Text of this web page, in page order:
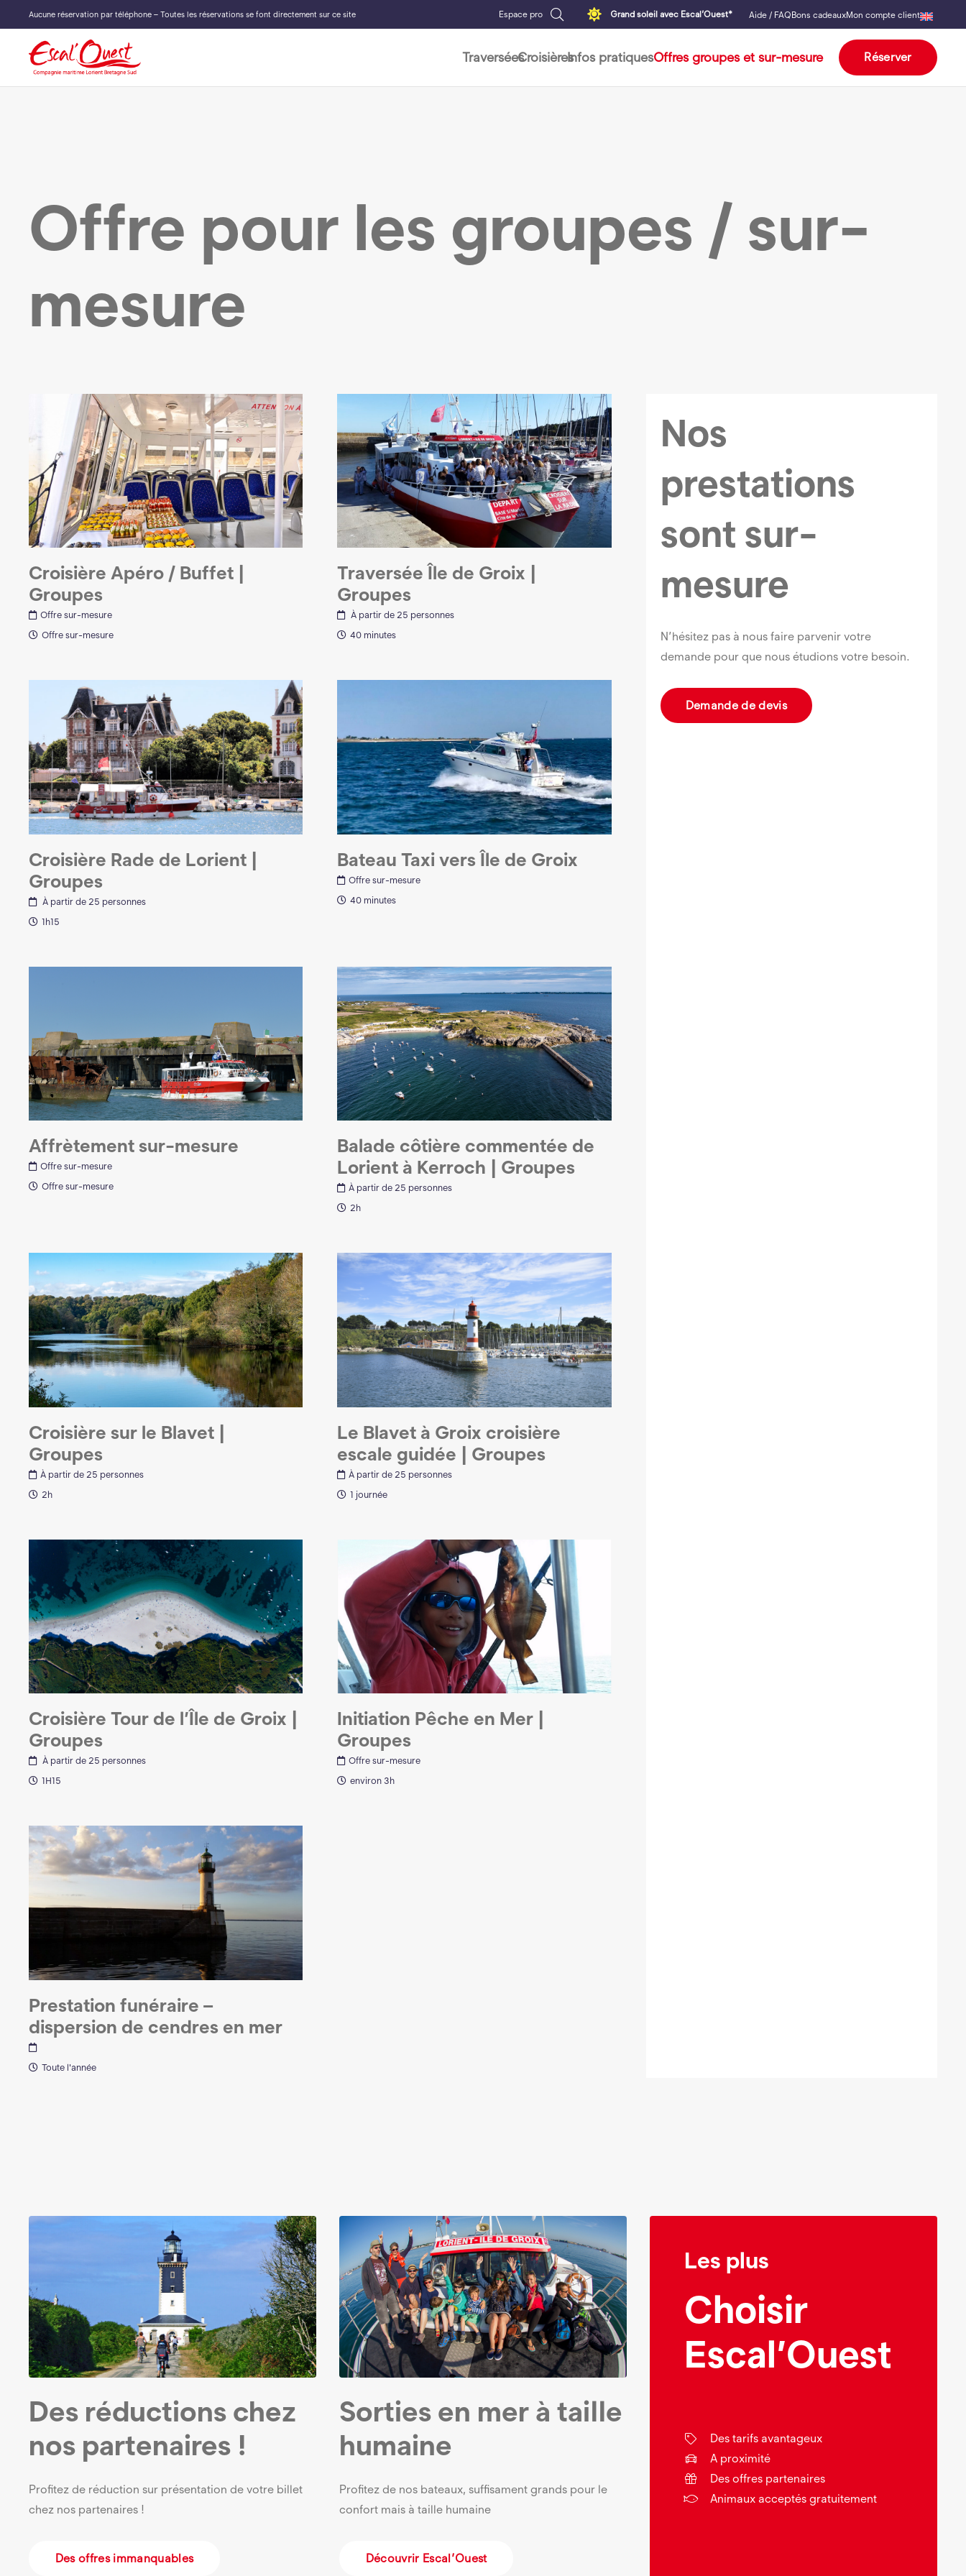
Aucune réservation par téléphone – Toutes les réservations se font directement sur ce site Espace pro Grand soleil avec Escal’Ouest* Aide / FAQBons cadeauxMon compte client
TraverséesCroisièresInfos pratiquesOffres groupes et sur-mesure Réserver
Offre pour les groupes / sur-
mesure
Croisière Apéro / Buffet |
Groupes
Offre sur-mesure
Offre sur-mesure
Traversée Île de Groix |
Groupes
À partir de 25 personnes
40 minutes
Croisière Rade de Lorient |
Groupes
À partir de 25 personnes
1h15
Bateau Taxi vers Île de Groix
Offre sur-mesure
40 minutes
Affrètement sur-mesure
Offre sur-mesure
Offre sur-mesure
Balade côtière commentée de
Lorient à Kerroch | Groupes
À partir de 25 personnes
2h
Croisière sur le Blavet |
Groupes
À partir de 25 personnes
2h
Le Blavet à Groix croisière
escale guidée | Groupes
À partir de 25 personnes
1 journée
Croisière Tour de l’Île de Groix |
Groupes
À partir de 25 personnes
1H15
Initiation Pêche en Mer |
Groupes
Offre sur-mesure
environ 3h
Prestation funéraire –
dispersion de cendres en mer
Toute l'année
Nos
prestations
sont sur-
mesure
N’hésitez pas à nous faire parvenir votre
demande pour que nous étudions votre besoin.
Demande de devis
Des réductions chez
nos partenaires !
Profitez de réduction sur présentation de votre billet
chez nos partenaires !
Des offres immanquables
Sorties en mer à taille
humaine
Profitez de nos bateaux, suffisament grands pour le
confort mais à taille humaine
Découvrir Escal’Ouest
Les plus
Choisir
Escal’Ouest
Des tarifs avantageux
A proximité
Des offres partenaires
Animaux acceptés gratuitement